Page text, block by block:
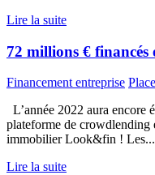
Lire la suite
72 millions € financés
Financement entreprise
L’année 2022 aura encore
plateforme de
immobilier Look&fin ! Les...
Lire la suite